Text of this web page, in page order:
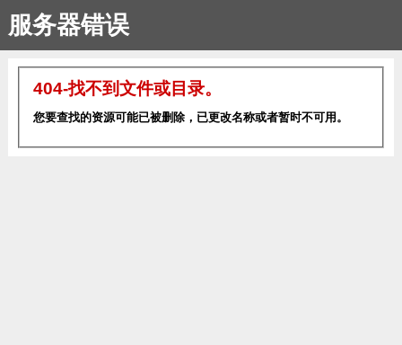
服务器错误
404-找不到文件或目录。
您要查找的资源可能已被删除，已更改名称或者暂时不可用。